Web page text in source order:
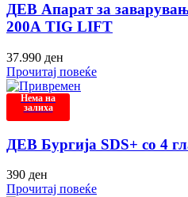
ДЕВ Апарат за
200А TIG LIFT
37.990 ден
Прочитај повеќе
Нема на
залиха
ДЕВ Бургија SDS+ со 4
390 ден
Прочитај повеќе